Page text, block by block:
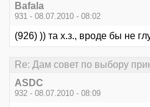
Bafala
931 - 08.07.2010 - 08:02
(926) )) та х.з., вроде бы не
Re: Дам совет по выбору
ASDC
932 - 08.07.2010 - 08:09